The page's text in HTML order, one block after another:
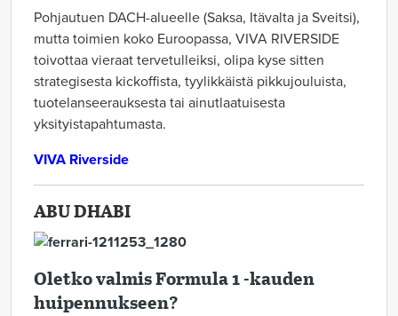
Pohjautuen DACH-alueelle (Saksa, Itävalta ja Sveitsi),
mutta toimien koko Euroopassa, VIVA RIVERSIDE
toivottaa vieraat tervetulleiksi, olipa kyse sitten
strategisesta kickoffista, tyylikkäistä pikkujouluista,
tuotelanseerauksesta tai ainutlaatuisesta
yksityistapahtumasta.
VIVA Riverside
ABU DHABI
Oletko valmis Formula 1 -kauden
huipennukseen?